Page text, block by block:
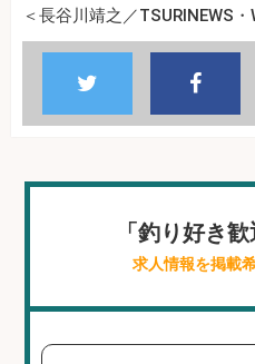
＜長谷川靖之／TSURINEWS・
「釣り好き
求人情報を掲載